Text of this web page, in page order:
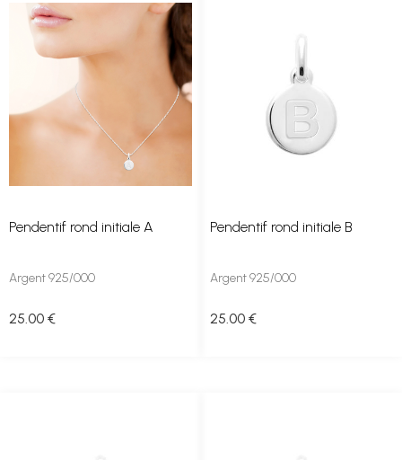
Pendentif rond initiale A
Argent 925/000
25 .00 €
Pendentif rond initiale B
Argent 925/000
25 .00 €